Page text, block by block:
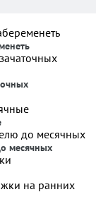
месячных